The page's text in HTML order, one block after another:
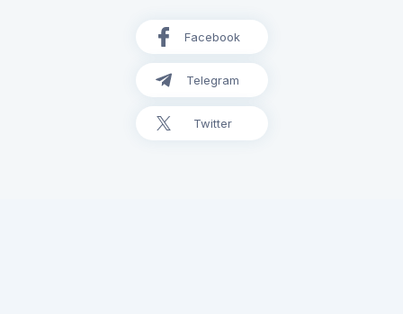
Facebook
Telegram
Twitter